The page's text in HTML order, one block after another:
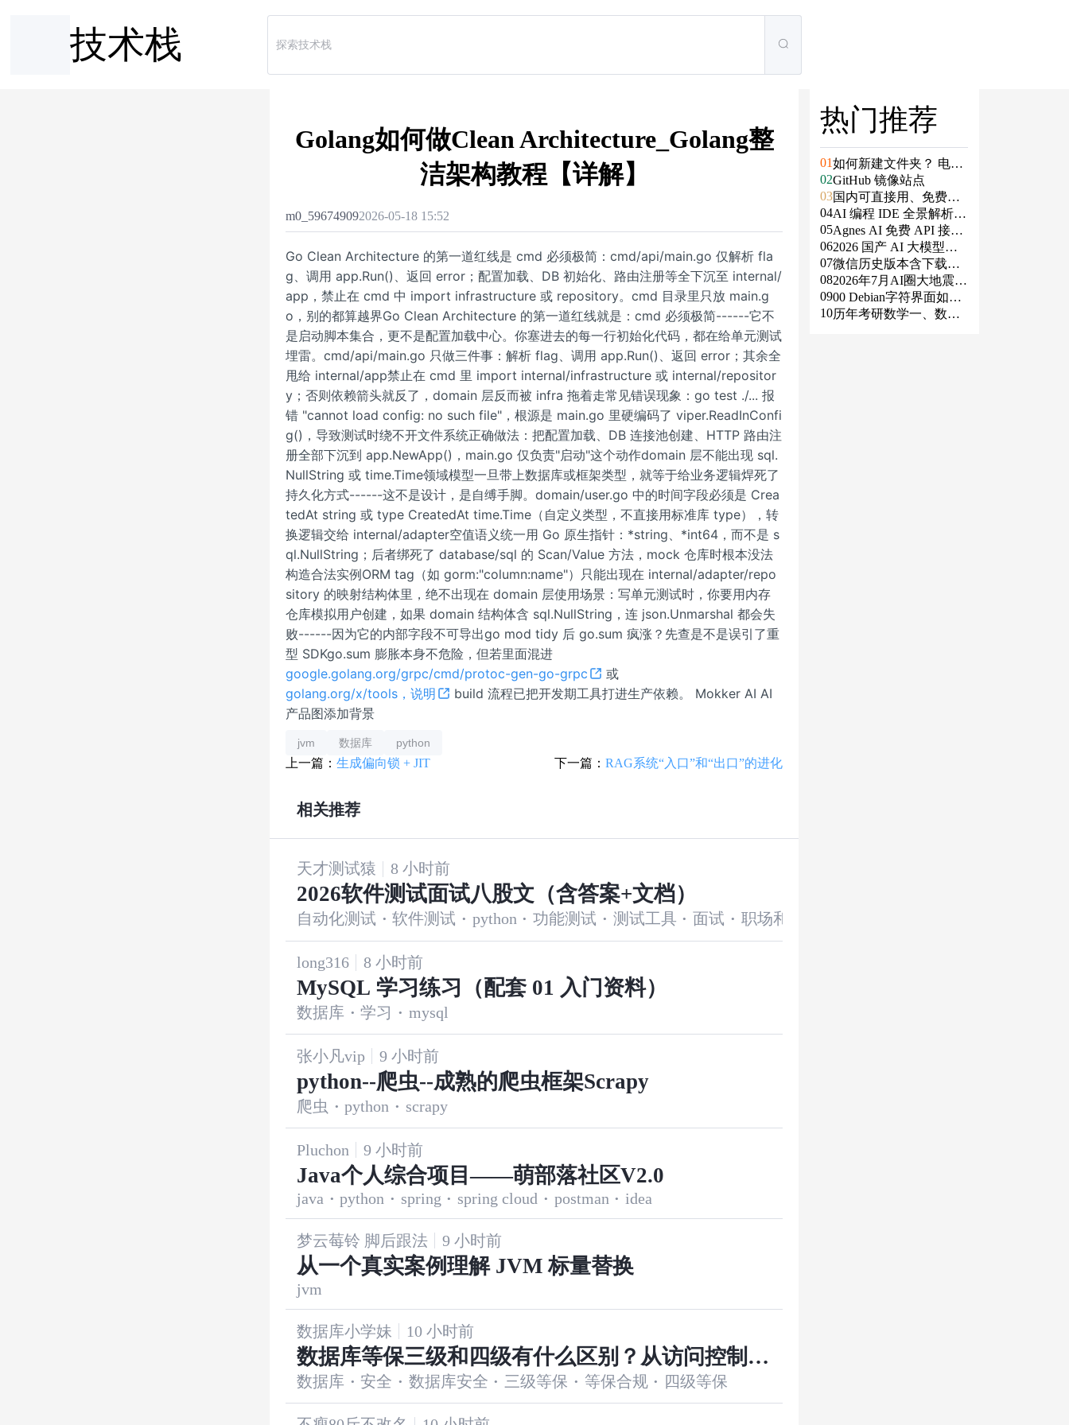
技术栈
Golang如何做Clean Architecture_Golang整
洁架构教程【详解】
m0_596749092026-05-18 15:52
Go Clean Architecture 的第一道红线是 cmd 必须极简：cmd/api/main.go 仅解析 fla
g、调用 app.Run()、返回 error；配置加载、DB 初始化、路由注册等全下沉至 internal/
app，禁止在 cmd 中 import infrastructure 或 repository。cmd 目录里只放 main.g
o，别的都算越界Go Clean Architecture 的第一道红线就是：cmd 必须极简------它不
是启动脚本集合，更不是配置加载中心。你塞进去的每一行初始化代码，都在给单元测试
埋雷。cmd/api/main.go 只做三件事：解析 flag、调用 app.Run()、返回 error；其余全
甩给 internal/app禁止在 cmd 里 import internal/infrastructure 或 internal/repositor
y；否则依赖箭头就反了，domain 层反而被 infra 拖着走常见错误现象：go test ./... 报
错 "cannot load config: no such file"，根源是 main.go 里硬编码了 viper.ReadInConfi
g()，导致测试时绕不开文件系统正确做法：把配置加载、DB 连接池创建、HTTP 路由注
册全部下沉到 app.NewApp()，main.go 仅负责"启动"这个动作domain 层不能出现 sql.
NullString 或 time.Time领域模型一旦带上数据库或框架类型，就等于给业务逻辑焊死了
持久化方式------这不是设计，是自缚手脚。domain/user.go 中的时间字段必须是 Crea
tedAt string 或 type CreatedAt time.Time（自定义类型，不直接用标准库 type），转
换逻辑交给 internal/adapter空值语义统一用 Go 原生指针：*string、*int64，而不是 s
ql.NullString；后者绑死了 database/sql 的 Scan/Value 方法，mock 仓库时根本没法
构造合法实例ORM tag（如 gorm:"column:name"）只能出现在 internal/adapter/repo
sitory 的映射结构体里，绝不出现在 domain 层使用场景：写单元测试时，你要用内存
仓库模拟用户创建，如果 domain 结构体含 sql.NullString，连 json.Unmarshal 都会失
败------因为它的内部字段不可导出go mod tidy 后 go.sum 疯涨？先查是不是误引了重
型 SDKgo.sum 膨胀本身不危险，但若里面混进
google.golang.org/grpc/cmd/protoc-gen-go-grpc
或
golang.org/x/tools，说明
build 流程已把开发期工具打进生产依赖。 Mokker AI AI
产品图添加背景
jvm 数据库 python
上一篇：生成偏向锁 + JIT 下一篇：RAG系统“入口”和“出口”的进化
相关推荐
天才测试猿 8 小时前
2026软件测试面试八股文（含答案+文档）
自动化测试 · 软件测试 · python · 功能测试 · 测试工具 · 面试 · 职场和发展
long316 8 小时前
MySQL 学习练习（配套 01 入门资料）
数据库 · 学习 · mysql
张小凡vip 9 小时前
python--爬虫--成熟的爬虫框架Scrapy
爬虫 · python · scrapy
Pluchon 9 小时前
Java个人综合项目——萌部落社区V2.0
java · python · spring · spring cloud · postman · idea
梦云莓铃 脚后跟法 9 小时前
从一个真实案例理解 JVM 标量替换
jvm
数据库小学妹 10 小时前
数据库等保三级和四级有什么区别？从访问控制到
备份恢复的完整对比
数据库 · 安全 · 数据库安全 · 三级等保 · 等保合规 · 四级等保
热门推荐
01如何新建文件夹？ 电脑
新建文件夹的4种方法
02GitHub 镜像站点
03国内可直接用、免费额
度/永久免费的大模型AP
I清单（含 SiliconFlow、
火山、阿里、智谱、百
度、Kimi、DeepSeek、
DMXAPI 等）
04AI 编程 IDE 全景解析 2
026：Agent 全面接管开
发链路
05Agnes AI 免费 API 接入
指南：文本、生图、生
视频，一套接口全免费
062026 国产 AI 大模型横
评：DeepSeek、通义千
问、Kimi、文心一言、
星火、豆包谁更能打？
07微信历史版本含下载地
址（ Windows PC | 安卓
| MAC ）及设置微信不
更新
082026年7月AI圈大地震：
GPT-5.6被政府限制、Cl
aude入驻Slack、Anthrop
0900 Debian字符界面如何
支持中文
10历年考研数学一、数学